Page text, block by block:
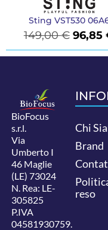
Sting VST530
149,00€ 96,85
BioFocus
s.r.l.
Via
Umberto I
46 Maglie
(LE) 73024
N. Rea: LE-
305825
P.IVA
04581930759.
Chi
Brand
reso